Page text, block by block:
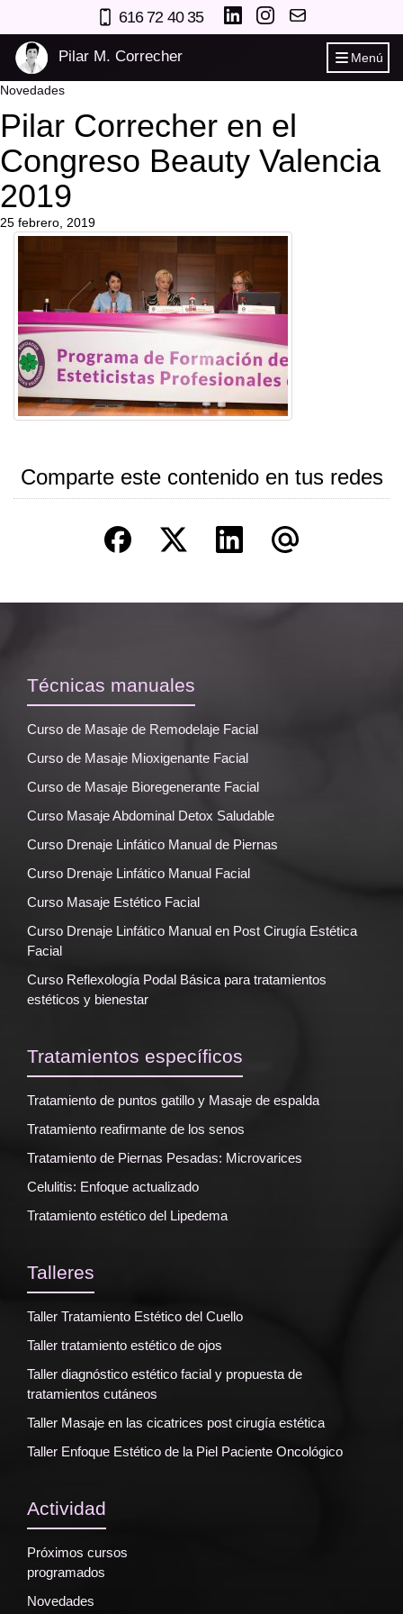
616 72 40 35
Pilar M. Correcher Menú
Novedades
Pilar Correcher en el
Congreso Beauty Valencia
2019
25 febrero, 2019
Comparte este contenido en tus redes
Técnicas manuales
Curso de Masaje de Remodelaje Facial
Curso de Masaje Mioxigenante Facial
Curso de Masaje Bioregenerante Facial
Curso Masaje Abdominal Detox Saludable
Curso Drenaje Linfático Manual de Piernas
Curso Drenaje Linfático Manual Facial
Curso Masaje Estético Facial
Curso Drenaje Linfático Manual en Post Cirugía Estética
Facial
Curso Reflexología Podal Básica para tratamientos
estéticos y bienestar
Tratamientos específicos
Tratamiento de puntos gatillo y Masaje de espalda
Tratamiento reafirmante de los senos
Tratamiento de Piernas Pesadas: Microvarices
Celulitis: Enfoque actualizado
Tratamiento estético del Lipedema
Talleres
Taller Tratamiento Estético del Cuello
Taller tratamiento estético de ojos
Taller diagnóstico estético facial y propuesta de
tratamientos cutáneos
Taller Masaje en las cicatrices post cirugía estética
Taller Enfoque Estético de la Piel Paciente Oncológico
Actividad
Próximos cursos
programados
Novedades